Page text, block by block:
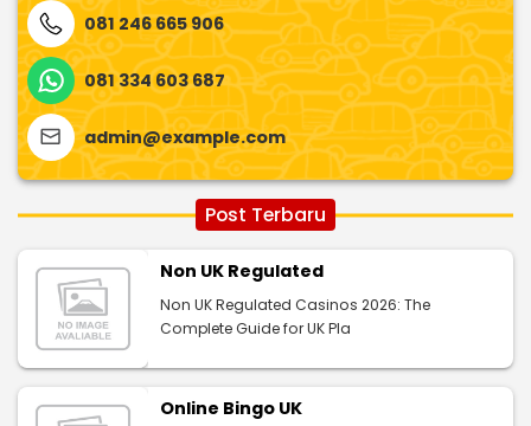
081 246 665 906
081 334 603 687
admin@example.com
Post Terbaru
Non UK Regulated
Non UK Regulated Casinos 2026: The
Complete Guide for UK Pla
Online Bingo UK